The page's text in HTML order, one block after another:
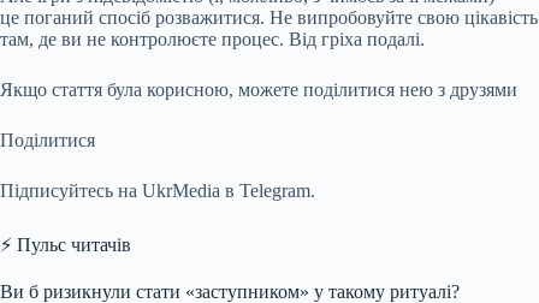
це поганий спосіб розважитися. Не випробовуйте свою цікавість
там, де ви не контролюєте процес. Від гріха подалі.
Якщо стаття була корисною, можете поділитися нею з друзями
Поділитися
Підписуйтесь на UkrMedia в Telegram.
⚡ Пульс читачів
Ви б ризикнули стати «заступником» у такому ритуалі?